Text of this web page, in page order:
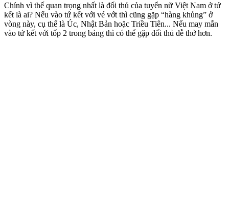
Chính vì thế quan trọng nhất là đối thủ của tuyển nữ Việt Nam ở tứ
kết là ai? Nếu vào tứ kết với vé vớt thì cũng gặp “hàng khủng” ở
vòng này, cụ thể là Úc, Nhật Bản hoặc Triều Tiên... Nếu may mắn
vào tứ kết với tốp 2 trong bảng thì có thể gặp đối thủ dễ thở hơn.